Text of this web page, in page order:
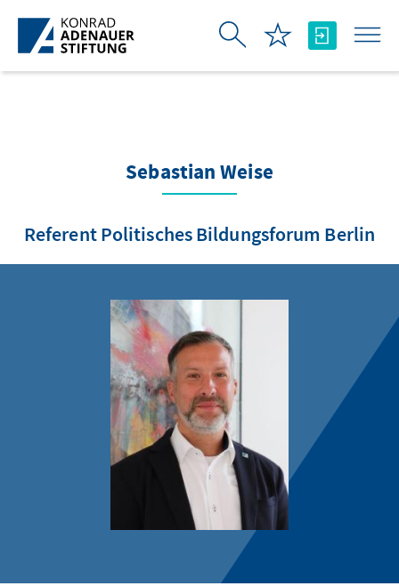
Skip to Main Content
Sebastian Weise
Referent Politisches Bildungsforum Berlin